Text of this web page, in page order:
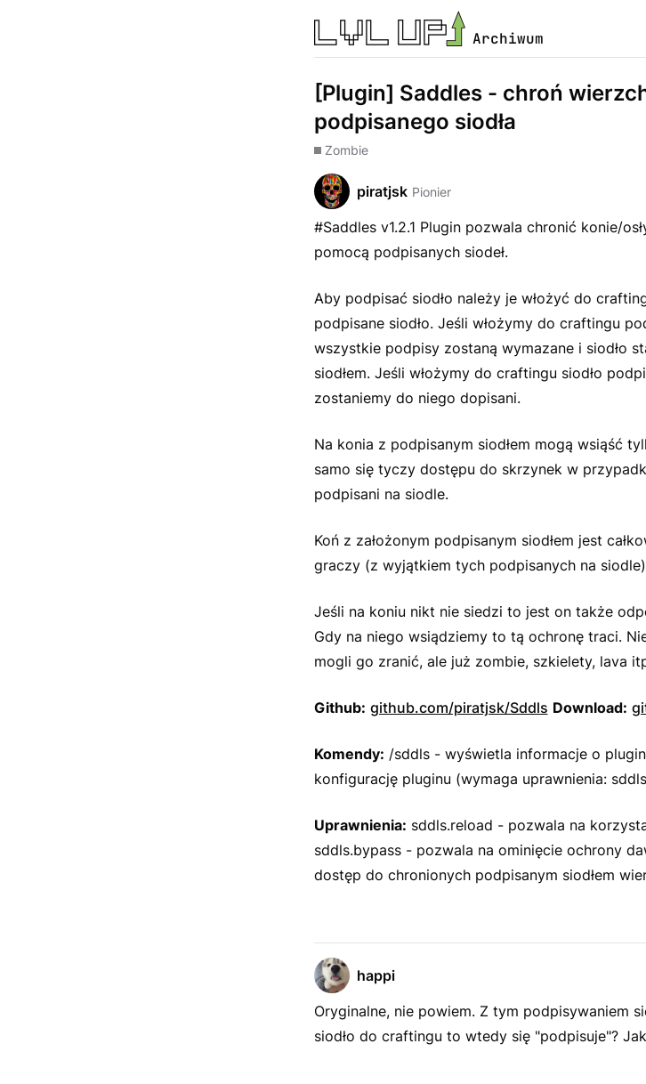
Archiwum
[Plugin] Saddles - chroń
podpisanego siodła
Zombie
piratjsk Pionier
#Saddles v1.2.1 Plugin pozwala chronić konie/
pomocą podpisanych siodeł.
Aby podpisać siodło należy je włożyć do
podpisane siodło. Jeśli włożymy do craftingu
wszystkie podpisy zostaną wymazane i siodło
siodłem. Jeśli włożymy do craftingu siodło
zostaniemy do niego dopisani.
Na konia z podpisanym siodłem mogą wsiąść
samo się tyczy dostępu do skrzynek w
podpisani na siodle.
Koń z założonym podpisanym siodłem jest
graczy (z wyjątkiem tych podpisanych na
Jeśli na koniu nikt nie siedzi to jest on także
Gdy na niego wsiądziemy to tą ochronę traci.
mogli go zranić, ale już zombie, szkielety, lava
Github: github.com/piratjsk/Sddls Download:
Komendy: /sddls - wyświetla informacje o
konfigurację pluginu (wymaga uprawnienia:
Uprawnienia: sddls.reload - pozwala na
sddls.bypass - pozwala na ominięcie ochrony
dostęp do chronionych podpisanym siodłem
happi
Oryginalne, nie powiem. Z tym podpisywaniem
siodło do craftingu to wtedy się "podpisuje"?